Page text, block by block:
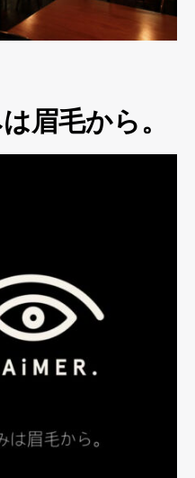
眉毛から。